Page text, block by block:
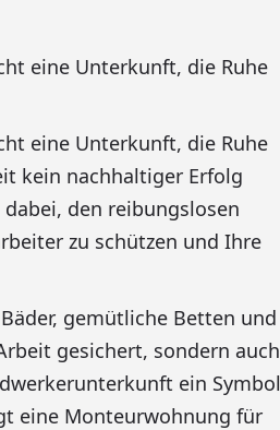
eine Unterkunft, die Ruhe
eine Unterkunft, die Ruhe
kein nachhaltiger Erfolg
den reibungslosen
zu schützen und Ihre
gemütliche Betten und
gesichert, sondern auch
ein Symbol
eine Monteurwohnung für